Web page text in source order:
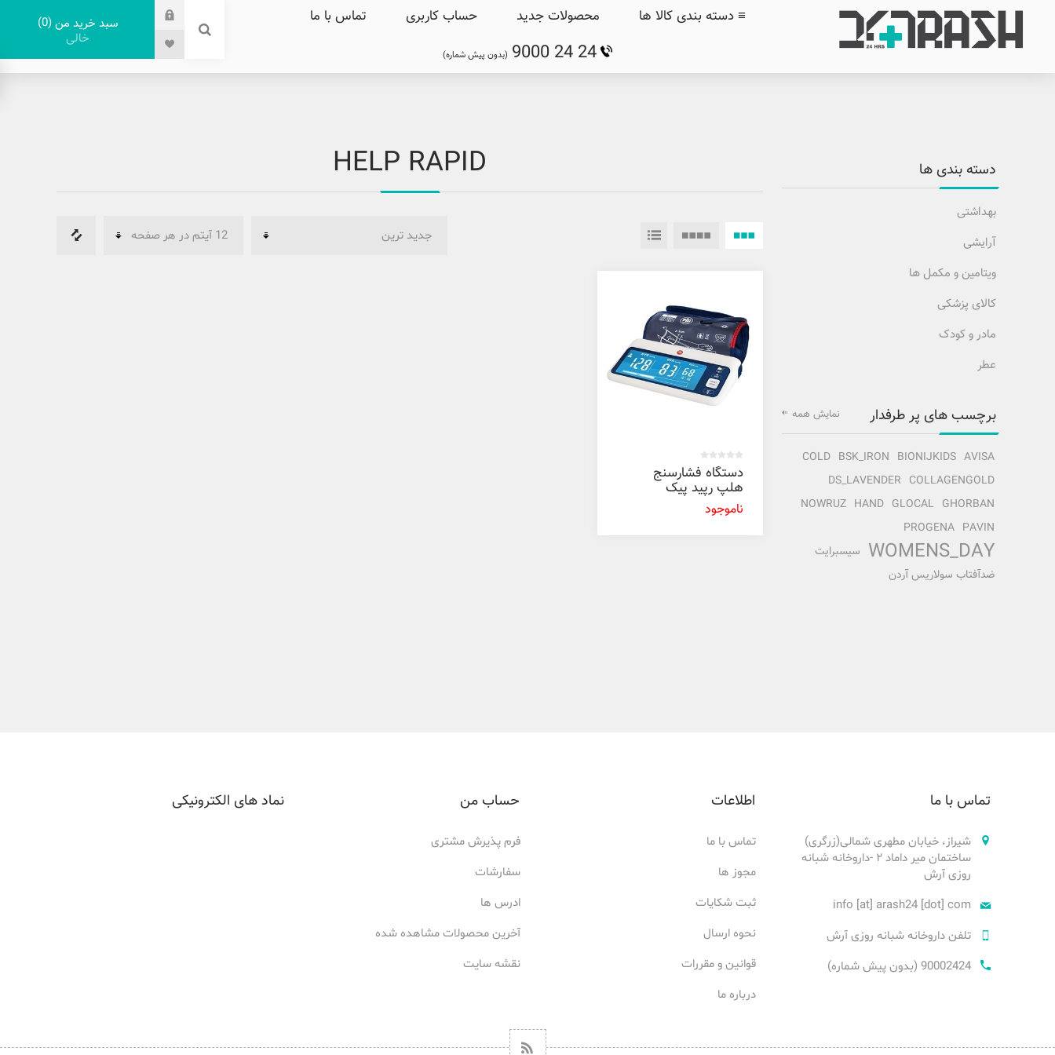
≡ دسته بندی کالا ها محصولات جدید حساب کاربری تماس با ما
9000 24 24 (بدون پیش شماره)
سبد خرید من 0
خالی
HELP RAPID
دستگاه فشارسنج
هلپ رپيد پيک
سلوشن
ناموجود
دسته بندی ها
بهداشتی
آرایشی
ویتامین و مکمل ها
کالای پزشکی
مادر و کودک
عطر
برچسب های پر طرفدار
AVISA
BIONIJKIDS
BSK_IRON
COLD
COLLAGENGOLD
DS_LAVENDER
GHORBAN
GLOCAL
HAND
NOWRUZ
PAVIN
PROGENA
WOMENS_DAY سیسبرایت
ضدآفتاب سولاریس آردن
نمایش همه
تماس با ما
شیراز، خیابان مطهری شمالی(زرگری)
ساختمان میر داماد ۲ -داروخانه شبانه
روزی آرش
info [at] arash24 [dot] com
تلفن داروخانه شبانه روزی آرش
90002424 (بدون پیش شماره)
اطلاعات
تماس با ما
مجوز ها
ثبت شکایات
نحوه ارسال
قوانین و مقررات
درباره ما
حساب من
فرم پذیرش مشتری
سفارشات
ادرس ها
آخرین محصولات مشاهده شده
نقشه سایت
نماد های الکترونیکی